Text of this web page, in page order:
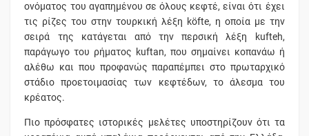
ονόματος του αγαπημένου σε όλους κεφτέ, είναι ότι έχει
τις ρίζες του στην τουρκική λέξη köfte, η οποία με την
σειρά της κατάγεται από την περσική λέξη kufteh,
παράγωγο του ρήματος kuftan, που σημαίνει κοπανάω ή
αλέθω και που προφανώς παραπέμπει στο πρωταρχικό
στάδιο προετοιμασίας των κεφτέδων, το άλεσμα του
κρέατος.
Πιο πρόσφατες ιστορικές μελέτες υποστηρίζουν ότι τα